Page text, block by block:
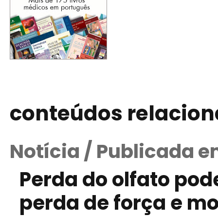
conteúdos
Notícia / Publicada
Perda do olfato
perda de força e